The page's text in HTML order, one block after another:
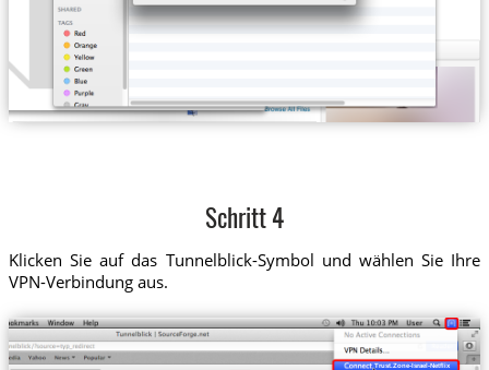
Schritt 4
Klicken Sie auf das Tunnelblick-Symbol und wählen Sie Ihre
VPN-Verbindung aus.
Trust.Zone-Israel-Netflix